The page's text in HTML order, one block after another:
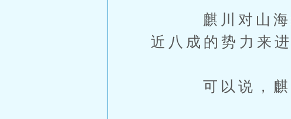
麒川对山海经
近八成的势力来进
可以说，麒川